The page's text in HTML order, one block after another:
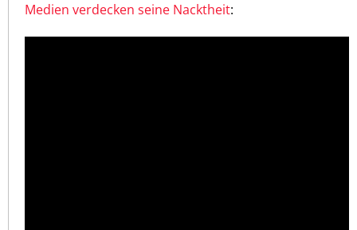
Medien verdecken seine Nacktheit: